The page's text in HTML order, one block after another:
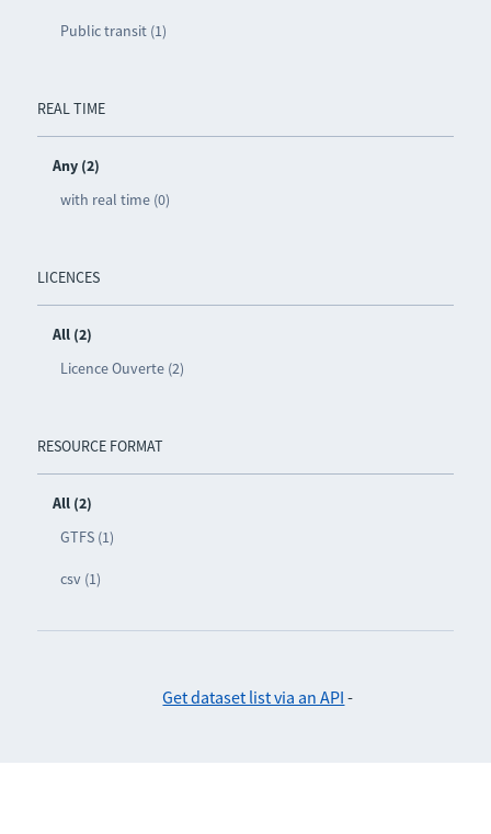
Public transit (1)
REAL TIME
Any (2)
with real time (0)
LICENCES
All (2)
Licence Ouverte (2)
RESOURCE FORMAT
All (2)
GTFS (1)
csv (1)
Get dataset list via an API -